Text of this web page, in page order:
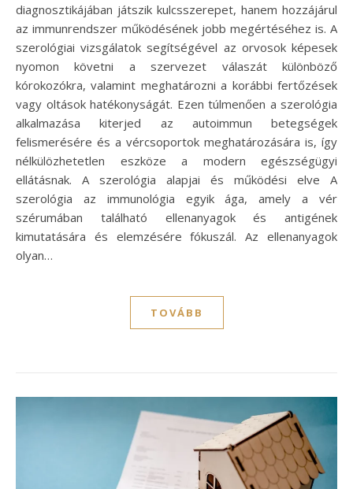
diagnosztikájában játszik kulcsszerepet, hanem hozzájárul
az immunrendszer működésének jobb megértéséhez is. A
szerológiai vizsgálatok segítségével az orvosok képesek
nyomon követni a szervezet válaszát különböző
kórokozókra, valamint meghatározni a korábbi fertőzések
vagy oltások hatékonyságát. Ezen túlmenően a szerológia
alkalmazása kiterjed az autoimmun betegségek
felismerésére és a vércsoportok meghatározására is, így
nélkülözhetetlen eszköze a modern egészségügyi
ellátásnak. A szerológia alapjai és működési elve A
szerológia az immunológia egyik ága, amely a vér
szérumában található ellenanyagok és antigének
kimutatására és elemzésére fókuszál. Az ellenanyagok
olyan…
TOVÁBB